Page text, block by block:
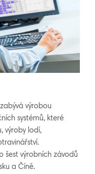
výrobou
systémů, které
výroby lodí,
šest výrobních závodů
a Číně.